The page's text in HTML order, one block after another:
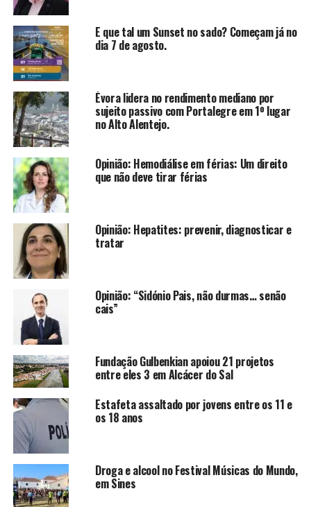
E que tal um Sunset no sado? Começam já no
dia 7 de agosto.
Évora lidera no rendimento mediano por
sujeito passivo com Portalegre em 1º lugar
no Alto Alentejo.
Opinião: Hemodiálise em férias: Um direito
que não deve tirar férias
Opinião: Hepatites: prevenir, diagnosticar e
tratar
Opinião: “Sidónio Pais, não durmas… senão
cais”
Fundação Gulbenkian apoiou 21 projetos
entre eles 3 em Alcácer do Sal
Estafeta assaltado por jovens entre os 11 e
os 18 anos
Droga e alcool no Festival Músicas do Mundo,
em Sines